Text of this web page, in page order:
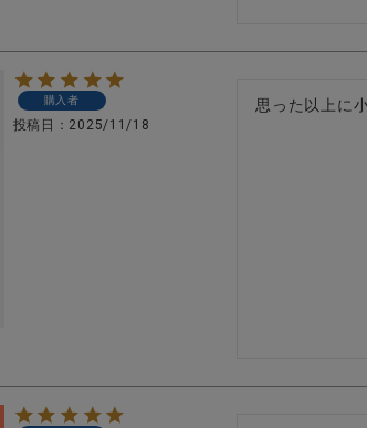
購入者
投稿日 2025/11/18
思った以上に